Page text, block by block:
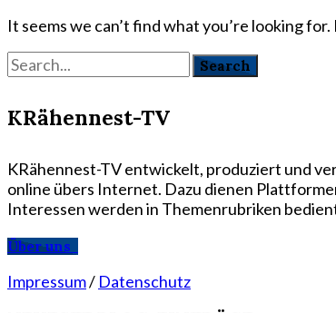
It seems we can’t find what you’re looking
KRähennest-TV
KRähennest-TV entwickelt, produziert und
online übers Internet. Dazu dienen
Interessen werden in Themenrubriken
Über uns
Impressum/ Datenschutz